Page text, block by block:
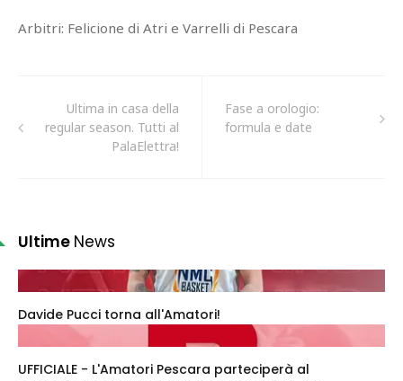
Arbitri: Felicione di Atri e Varrelli di Pescara
Ultima in casa della
regular season. Tutti al
PalaElettra!
Fase a orologio:
formula e date
Ultime News
Davide Pucci torna all'Amatori!
UFFICIALE - L'Amatori Pescara parteciperà al